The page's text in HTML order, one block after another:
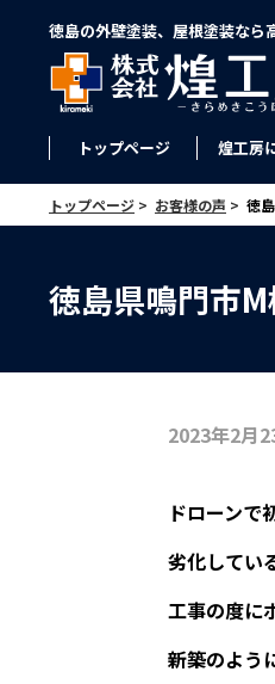
徳島の外壁塗装、屋根塗装な
トップページ 煌工房
トップページ > お客様の声 > 徳
徳島県鳴門市
2023年2月
ドローンで
劣化してい
工事の度に
新築のよう